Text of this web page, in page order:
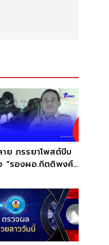
าย ภรรยาโพสต์บีบ
"รองผอ.กิตติพงศ์"